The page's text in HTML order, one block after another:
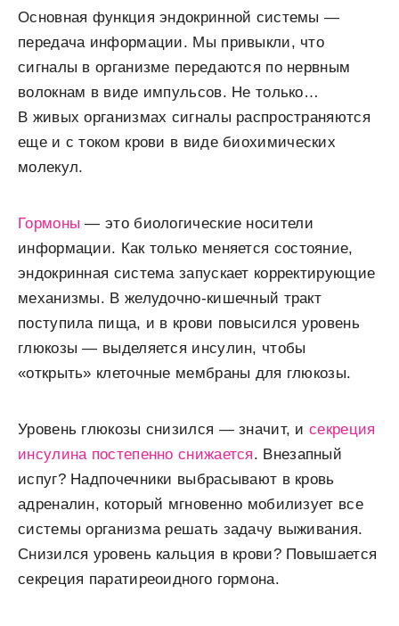
Основная функция эндокринной системы —
передача информации. Мы привыкли, что
сигналы в организме передаются по нервным
волокнам в виде импульсов. Не только…
В живых организмах сигналы распространяются
еще и с током крови в виде биохимических
молекул.
Гормоны — это биологические носители
информации. Как только меняется состояние,
эндокринная система запускает корректирующие
механизмы. В желудочно-кишечный тракт
поступила пища, и в крови повысился уровень
глюкозы — выделяется инсулин, чтобы
«открыть» клеточные мембраны для глюкозы.
Уровень глюкозы снизился — значит, исекреция
инсулина постепенно снижается. Внезапный
испуг? Надпочечники выбрасывают в кровь
адреналин, который мгновенно мобилизует все
системы организма решать задачу выживания.
Снизился уровень кальция в крови? Повышается
секреция паратиреоидного гормона.